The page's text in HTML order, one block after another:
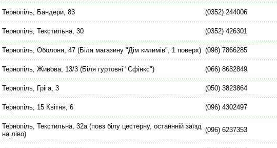
Тернопіль, Бандери, 83 (0352) 244006
Тернопіль, Текстильна, 30 (0352) 426301
Тернопіль, Оболоня, 47 (Біля магазину "Дім килимів", 1 поверх) (098) 7866285
Тернопіль, Живова, 13/3 (Біля гуртовні "Сфінкс") (066) 8632849
Тернопіль, Гріга, 3 (050) 3823864
Тернопіль, 15 Квітня, 6 (096) 4302497
Тернопіль, Текстильна, 32а (повз білу цестерну, останнній заїзд
на ліво)
(096) 6237353